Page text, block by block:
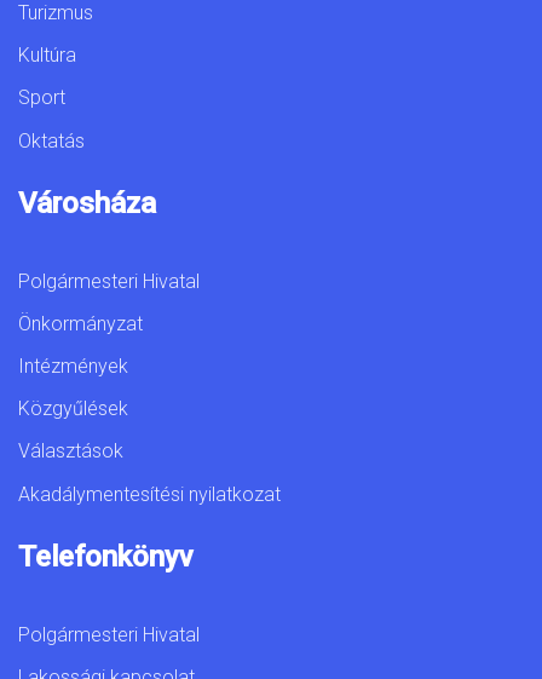
Turizmus
Kultúra
Sport
Oktatás
Városháza
Polgármesteri Hivatal
Önkormányzat
Intézmények
Közgyűlések
Választások
Akadálymentesítési nyilatkozat
Telefonkönyv
Polgármesteri Hivatal